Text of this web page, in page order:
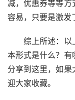
减，优惠券等等
容易，只要是激发
综上所述：以
本形式是什么？
分享到这里，如
迎大家收藏。